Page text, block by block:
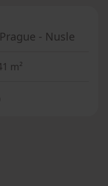
- Nusle
m²